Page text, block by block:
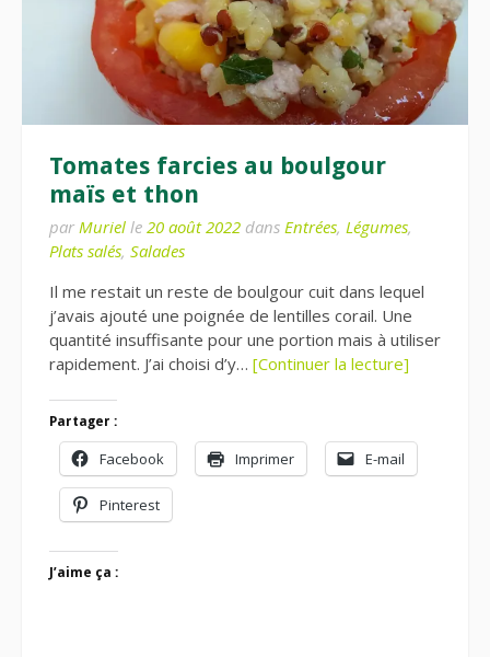
Tomates farcies au boulgour
maïs et thon
par Muriel le 20 août 2022 dans Entrées, Légumes,
Plats salés, Salades
Il me restait un reste de boulgour cuit dans lequel
j’avais ajouté une poignée de lentilles corail. Une
quantité insuffisante pour une portion mais à utiliser
rapidement. J’ai choisi d’y… [Continuer la lecture]
Partager :
Facebook Imprimer E-mail
Pinterest
J’aime ça :